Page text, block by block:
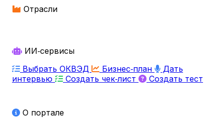
Отрасли
ИИ‑сервисы
Выбрать ОКВЭД
Бизнес‑план
Дать
интервью
Создать чек‑лист Создать тест
О портале